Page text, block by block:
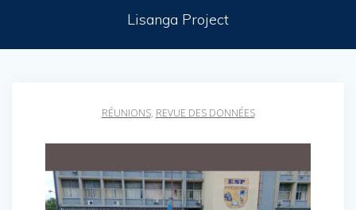
Lisanga Project
RÉUNIONS, REVUE DES DONNÉES